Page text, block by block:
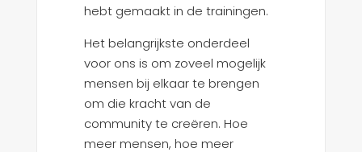
hebt gemaakt in de trainingen.
Het belangrijkste onderdeel
voor ons is om zoveel mogelijk
mensen bij elkaar te brengen
om die kracht van de
community te creëren. Hoe
meer mensen, hoe meer